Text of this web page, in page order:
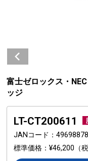
富士ゼロックス・
ッジ
LT-CT200611
JANコード
標準価格
¥46,200 （